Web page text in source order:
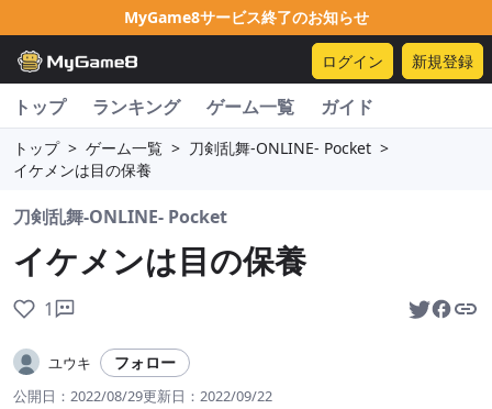
MyGame8サービス終了のお知らせ
ログイン 新規登録
トップ ランキング ゲーム一覧 ガイド
トップ > ゲーム一覧 > 刀剣乱舞-ONLINE- Pocket >
イケメンは目の保養
刀剣乱舞-ONLINE- Pocket
イケメンは目の保養
1
ユウキ フォロー
公開日： 2022/08/29更新日： 2022/09/22